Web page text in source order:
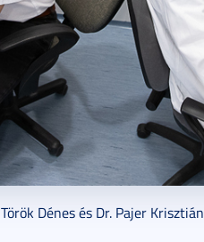
Török Dénes és Dr. Pajer Krisztián